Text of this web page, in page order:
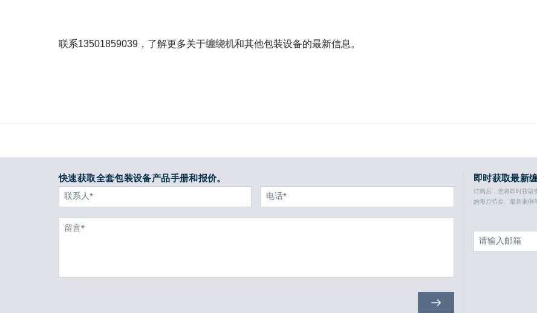
联系13501859039，了解更多关于缠绕机和其他包装设备的最新信息。
快速获取全套包装设备产品手册和报价。 即时获取最新
订阅后，您将即时获取
的每月特卖、最新案例